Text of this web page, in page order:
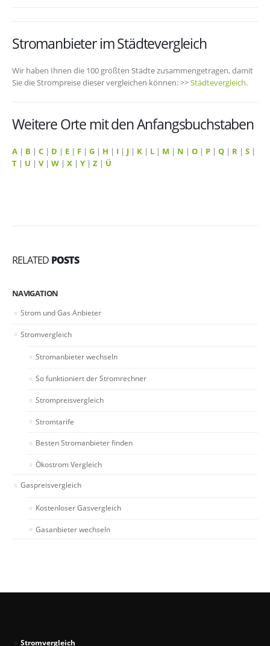
Stromanbieter im Städtevergleich
Wir haben Ihnen die 100 größten Städte zusammengetragen, damit
Sie die Strompreise dieser vergleichen können: >>Städtevergleich.
Weitere Orte mit den Anfangsbuchstaben
A | B | C | D | E | F | G | H | I | J | K | L | M | N | O | P | Q | R | S |
T | U | V| W | X | Y | Z | Ü
RELATED POSTS
NAVIGATION
Strom und Gas Anbieter
Stromvergleich
Stromanbieter wechseln
So funktioniert der Stromrechner
Strompreisvergleich
Stromtarife
Besten Stromanbieter finden
Ökostrom Vergleich
Gaspreisvergleich
Kostenloser Gasvergleich
Gasanbieter wechseln
Stromvergleich